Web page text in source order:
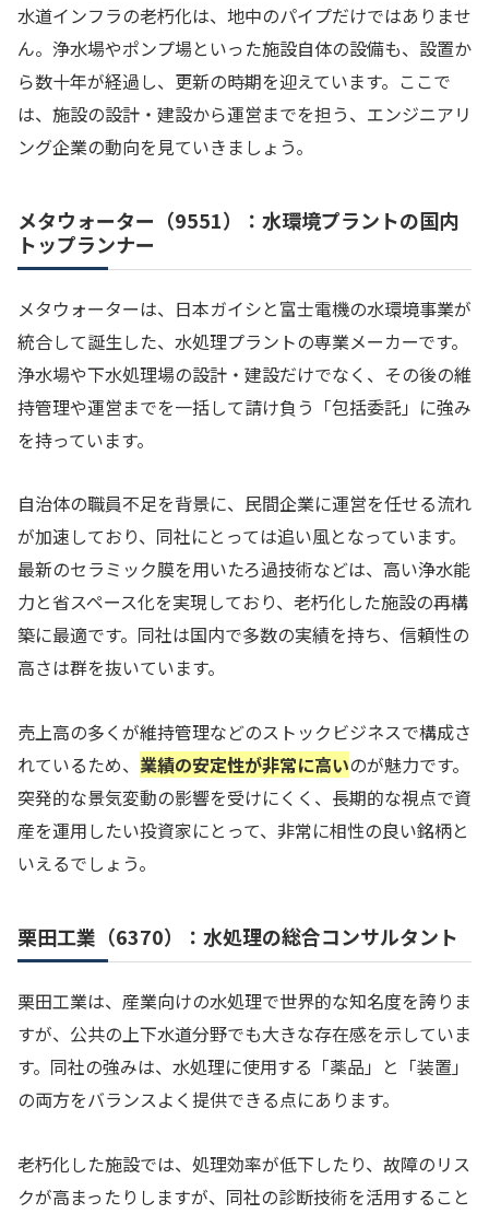
水道インフラの老朽化は、地中のパイプだけではありませ
ん。浄水場やポンプ場といった施設自体の設備も、設置か
ら数十年が経過し、更新の時期を迎えています。ここで
は、施設の設計・建設から運営までを担う、エンジニアリ
ング企業の動向を見ていきましょう。
メタウォーター（9551）：水環境プラントの国内
トップランナー
メタウォーターは、日本ガイシと富士電機の水環境事業が
統合して誕生した、水処理プラントの専業メーカーです。
浄水場や下水処理場の設計・建設だけでなく、その後の維
持管理や運営までを一括して請け負う「包括委託」に強み
を持っています。
自治体の職員不足を背景に、民間企業に運営を任せる流れ
が加速しており、同社にとっては追い風となっています。
最新のセラミック膜を用いたろ過技術などは、高い浄水能
力と省スペース化を実現しており、老朽化した施設の再構
築に最適です。同社は国内で多数の実績を持ち、信頼性の
高さは群を抜いています。
売上高の多くが維持管理などのストックビジネスで構成さ
れているため、 業績の安定性が非常に高いのが魅力です。
突発的な景気変動の影響を受けにくく、長期的な視点で資
産を運用したい投資家にとって、非常に相性の良い銘柄と
いえるでしょう。
栗田工業（6370）：水処理の総合コンサルタント
栗田工業は、産業向けの水処理で世界的な知名度を誇りま
すが、公共の上下水道分野でも大きな存在感を示していま
す。同社の強みは、水処理に使用する「薬品」と「装置」
の両方をバランスよく提供できる点にあります。
老朽化した施設では、処理効率が低下したり、故障のリス
クが高まったりしますが、同社の診断技術を活用すること